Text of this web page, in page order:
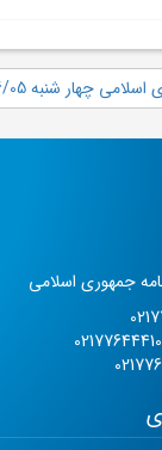
شنبه 1404/06/05 شماره 13167
جمهوری اسلامی